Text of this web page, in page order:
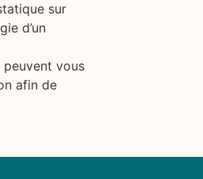
sur
d’un
peuvent vous
afin de